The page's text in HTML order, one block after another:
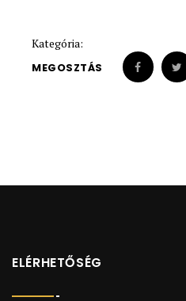
Kategória:
MEGOSZTÁS
ELÉRHETŐSÉG